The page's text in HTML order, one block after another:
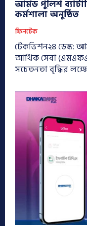
আর্মড পুলিশ
কর্মশালা অনুষ্ঠিত
ফিনটেক
টেকভিশন২৪ ডেস্ক:
আর্থিক সেবা
সচেতনতা বৃদ্ধির